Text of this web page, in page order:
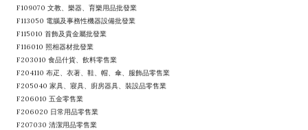
F109070 文教、樂器、育樂用品批發業
F113050 電腦及事務性機器設備批發業
F115010 首飾及貴金屬批發業
F116010 照相器材批發業
F203010 食品什貨、飲料零售業
F204110 布疋、衣著、鞋、帽、傘、服飾品零售業
F205040 家具、寢具、廚房器具、裝設品零售業
F206010 五金零售業
F206020 日常用品零售業
F207030 清潔用品零售業